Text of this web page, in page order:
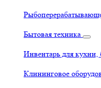
Бытовая техника
Инвентарь для кухни,
Клининговое